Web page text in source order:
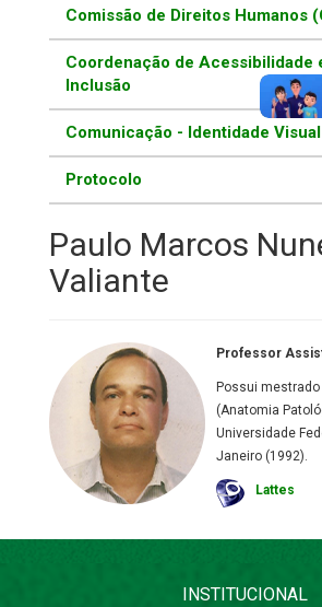
Comissão de Direitos Humanos
Coordenação de Acessibilidade
Inclusão
Comunicação - Identidade Visual
Protocolo
Paulo Marcos
Valiante
Professor
Possui
(Anatomia
Universidade
Janeiro (1992).
Lattes
INSTITUCIONAL